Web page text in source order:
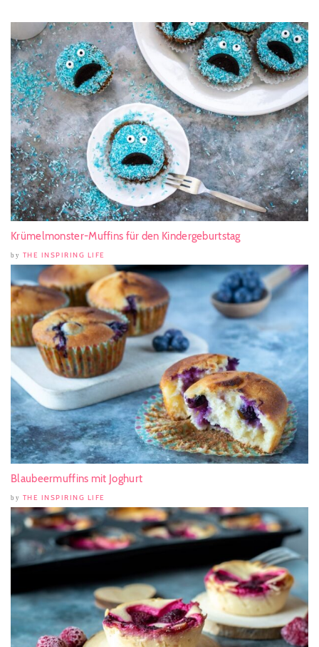
Krümelmonster-Muffins für den Kindergeburtstag
by THE INSPIRING LIFE
Blaubeermuffins mit Joghurt
by THE INSPIRING LIFE